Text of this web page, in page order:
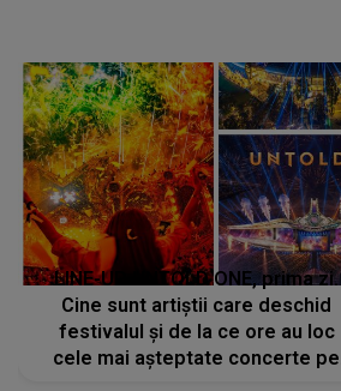
LINE-UP UNTOLD ONE, prima zi.
Cine sunt artiștii care deschid
festivalul și de la ce ore au loc
cele mai așteptate concerte pe